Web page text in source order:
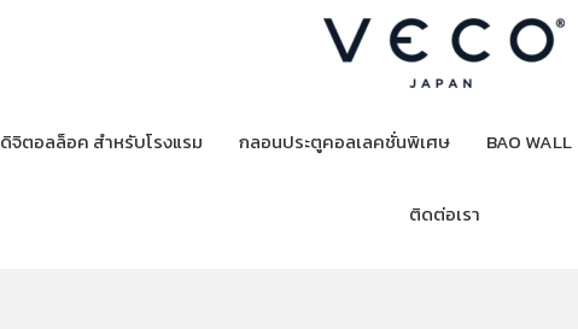
ดิจิตอลล็อค สำหรับโรงแรม กลอนประตูคอลเลคชั่นพิเศษ BAO WALL
ติดต่อเรา